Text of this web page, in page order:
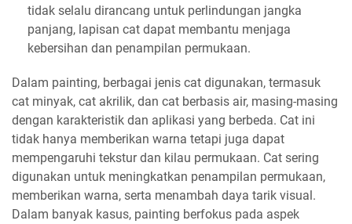
tidak selalu dirancang untuk perlindungan jangka
panjang, lapisan cat dapat membantu menjaga
kebersihan dan penampilan permukaan.
Dalam painting, berbagai jenis cat digunakan, termasuk
cat minyak, cat akrilik, dan cat berbasis air, masing-masing
dengan karakteristik dan aplikasi yang berbeda. Cat ini
tidak hanya memberikan warna tetapi juga dapat
mempengaruhi tekstur dan kilau permukaan. Cat sering
digunakan untuk meningkatkan penampilan permukaan,
memberikan warna, serta menambah daya tarik visual.
Dalam banyak kasus, painting berfokus pada aspek